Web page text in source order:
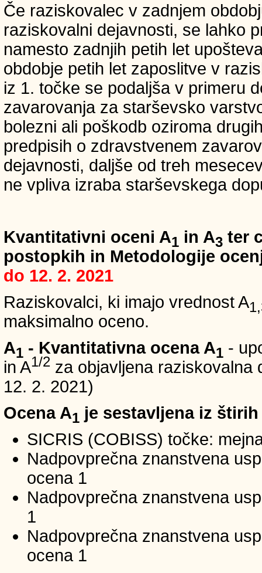
Če raziskovalec v zadnjem
raziskovalni dejavnosti, se lahko
namesto zadnjih petih let
obdobje petih let zaposlitve v
iz 1. točke se podaljša v primeru
zavarovanja za starševsko
bolezni ali poškodb oziroma
predpisih o zdravstvenem
dejavnosti, daljše od treh
ne vpliva izraba starševskega
Kvantitativni oceni A1 in A3 ter
postopkih in Metodologije
do 12. 2. 2021
Raziskovalci, ki imajo vrednost A
maksimalno oceno.
A1 - Kvantitativna ocena A1 -
in A1/2 za objavljena raziskovalna
12. 2. 2021)
Ocena A1 je sestavljena iz
SICRIS (COBISS) točke:
Nadpovprečna znanstvena
ocena 1
Nadpovprečna znanstvena
1
Nadpovprečna znanstvena
ocena 1